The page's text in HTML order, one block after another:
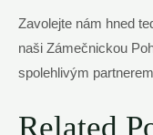
Zavolejte nám hned
naši Zámečnickou
spolehlivým
Related